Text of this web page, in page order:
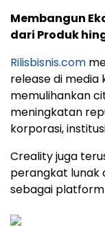
Membangun
dari Produk
Rilisbisnis.com
release di media
memulihankan
meningkatan
korporasi,
Creality juga
perangkat lunak
sebagai